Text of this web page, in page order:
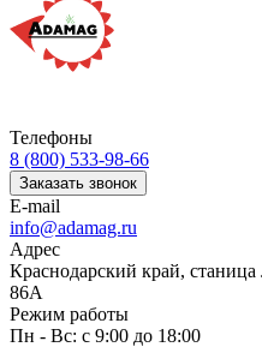
Телефоны
8 (800) 533-98-66
Заказать звонок
E-mail
info@adamag.ru
Адрес
Краснодарский край,
86А
Режим работы
Пн - Вс: с 9:00 до 18:00